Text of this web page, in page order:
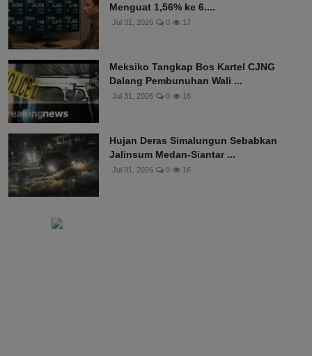
Menguat 1,56% ke 6....
Jul 31, 2026 0 17
Meksiko Tangkap Bos Kartel CJNG
Dalang Pembunuhan Wali ...
Jul 31, 2026 0 16
Hujan Deras Simalungun Sebabkan
Jalinsum Medan-Siantar ...
Jul 31, 2026 0 16